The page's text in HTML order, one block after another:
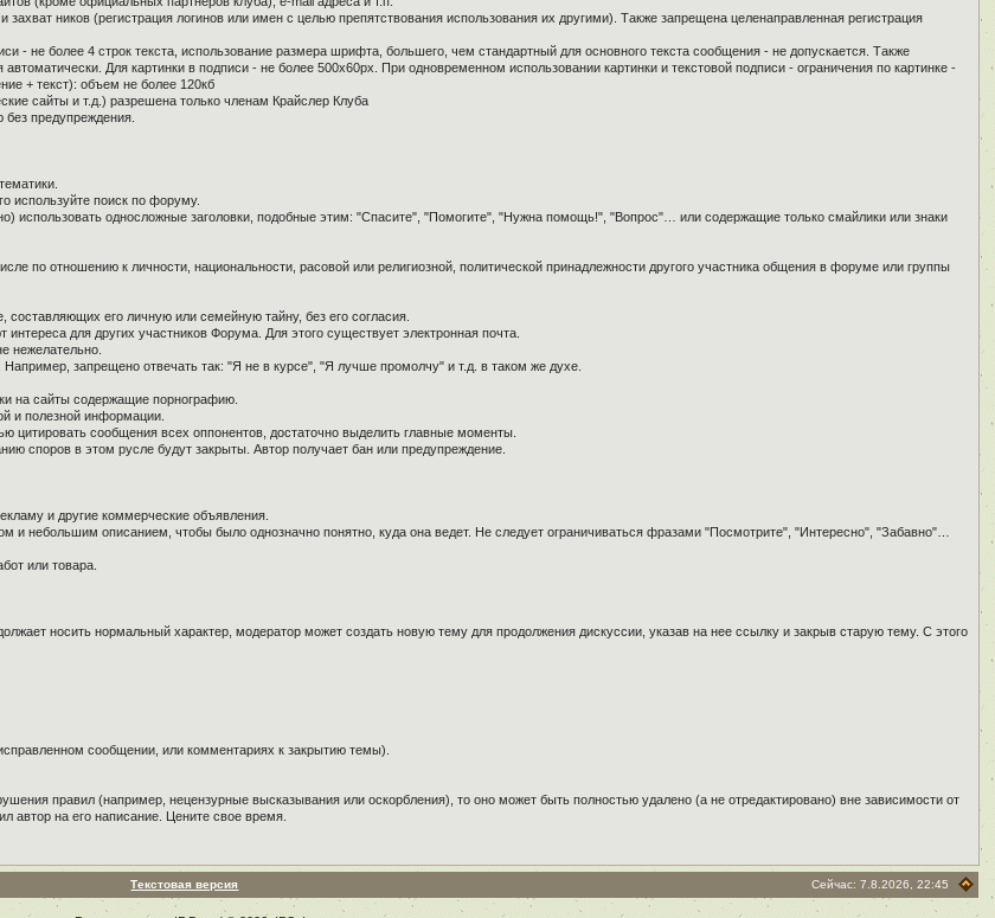
ников (регистрация логинов или имен с целью препятствования использования их другими). Также запрещена целенаправленная регистрация
- не более 4 строк текста, использование размера шрифта, большего, чем стандартный для основного текста сообщения - не допускается. Также
Для картинки в подписи - не более 500x60px. При одновременном использовании картинки и текстовой подписи - ограничения по картинке -
+ текст): объем не более 120кб
сайты и т.д.) разрешена только членам Крайслер Клуба
предупреждения.
используйте поиск по форуму.
использовать односложные заголовки, подобные этим: "Спасите", "Помогите", "Нужна помощь!", "Вопрос"… или содержащие только смайлики или знаки
по отношению к личности, национальности, расовой или религиозной, политической принадлежности другого участника общения в форуме или группы
его личную или семейную тайну, без его согласия.
для других участников Форума. Для этого существует электронная почта.
нежелательно.
запрещено отвечать так: "Я не в курсе", "Я лучше промолчу" и т.д. в таком же духе.
на сайты содержащие порнографию.
и полезной информации.
цитировать сообщения всех оппонентов, достаточно выделить главные моменты.
споров в этом русле будут закрыты. Автор получает бан или предупреждение.
и другие коммерческие объявления.
небольшим описанием, чтобы было однозначно понятно, куда она ведет. Не следует ограничиваться фразами "Посмотрите", "Интересно", "Забавно"…
или товара.
носить нормальный характер, модератор может создать новую тему для продолжения дискуссии, указав на нее ссылку и закрыв старую тему. С этого
сообщении, или комментариях к закрытию темы).
правил (например, нецензурные высказывания или оскорбления), то оно может быть полностью удалено (а не отредактировано) вне зависимости от
автор на его написание. Цените свое время.
Текстовая версия Сейчас: 7.8.2026, 22:45